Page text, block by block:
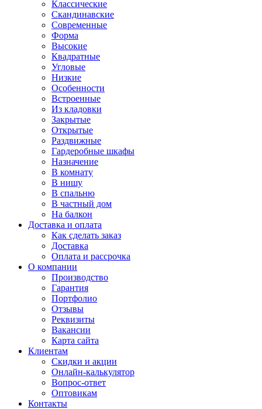
Классические
Скандинавские
Современные
Форма
Высокие
Квадратные
Угловые
Низкие
Особенности
Встроенные
Из кладовки
Закрытые
Открытые
Раздвижные
Гардеробные шкафы
Назначение
В комнату
В нишу
В спальню
В частный дом
На балкон
Доставка и оплата
Как сделать заказ
Доставка
Оплата и рассрочка
О компании
Производство
Гарантия
Портфолио
Отзывы
Реквизиты
Вакансии
Карта сайта
Клиентам
Скидки и акции
Онлайн-калькулятор
Вопрос-ответ
Оптовикам
Контакты